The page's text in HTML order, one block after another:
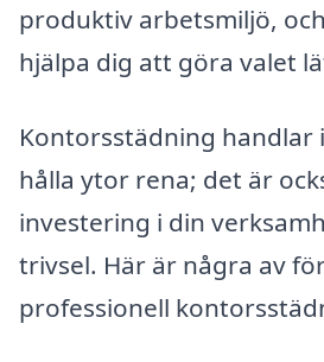
produktiv arbetsmiljö,
hjälpa dig att göra valet
Kontorsstädning handlar
hålla ytor rena; det är
investering i din
trivsel. Här är några av
professionell